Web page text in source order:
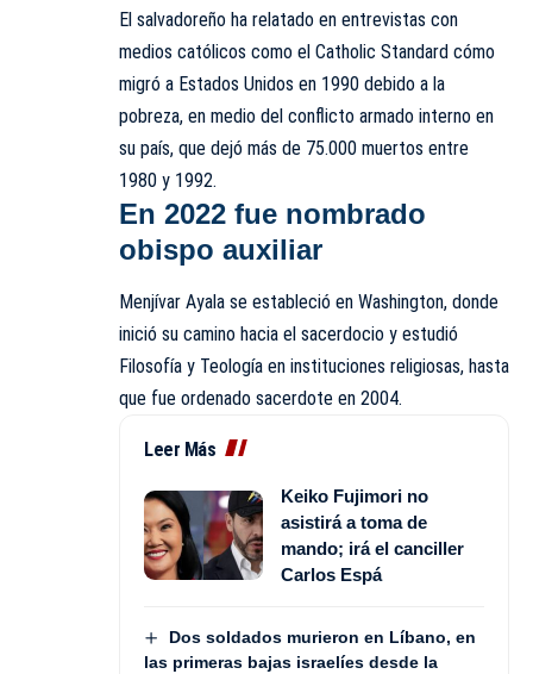
El salvadoreño ha relatado en entrevistas con
medios católicos como el Catholic Standard cómo
migró a Estados Unidos en 1990 debido a la
pobreza, en medio del conflicto armado interno en
su país, que dejó más de 75.000 muertos entre
1980 y 1992.
En 2022 fue nombrado
obispo auxiliar
Menjívar Ayala se estableció en Washington, donde
inició su camino hacia el sacerdocio y estudió
Filosofía y Teología en instituciones religiosas, hasta
que fue ordenado sacerdote en 2004.
Leer Más
Keiko Fujimori no
asistirá a toma de
mando; irá el canciller
Carlos Espá
Dos soldados murieron en Líbano, en
las primeras bajas israelíes desde la